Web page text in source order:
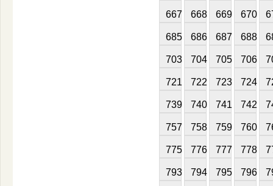
667 668 669 670
685 686 687 688
703 704 705 706
721 722 723 724
739 740 741 742
757 758 759 760
775 776 777 778
793 794 795 796